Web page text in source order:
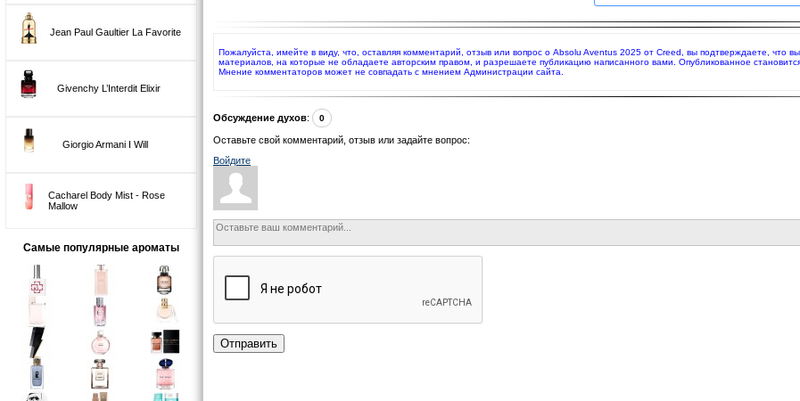
Jean Paul Gaultier La Favorite
Givenchy L’Interdit Elixir
Giorgio Armani I Will
Cacharel Body Mist - Rose
Mallow
Самые популярные ароматы
Пожалуйста, имейте в виду, что, оставляя комментарий, отзыв или вопрос о Absolu Aventus 2025 от Creed, вы подтверждаете, что
материалов, на которые не обладаете авторским правом, и разрешаете публикацию написанного вами. Опубликованное
Мнение комментаторов может не совпадать с мнением Администрации сайта.
Обсуждение духов: 0
Оставьте свой комментарий, отзыв или задайте вопрос:
Войдите
Отправить